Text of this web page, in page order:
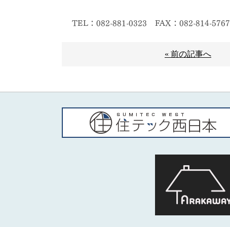
TEL：082-881-0323 FAX：082-814-5767
« 前の記事へ